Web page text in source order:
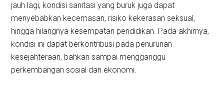
jauh lagi, kondisi sanitasi yang buruk juga dapat
menyebabkan kecemasan, risiko kekerasan seksual,
hingga hilangnya kesempatan pendidikan. Pada akhirnya,
kondisi ini dapat berkontribusi pada penurunan
kesejahteraan, bahkan sampai mengganggu
perkembangan sosial dan ekonomi.